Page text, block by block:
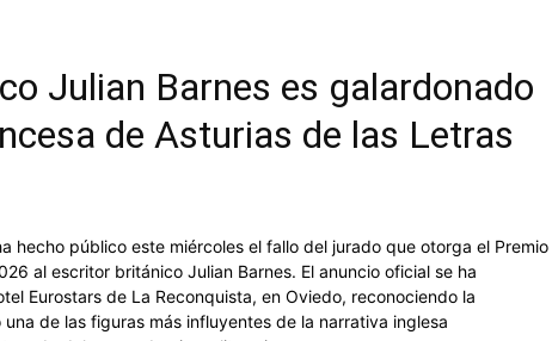
Julian Barnes es galardonado
de Asturias de las Letras
hecho público este miércoles el fallo del jurado que otorga el Premio
al escritor británico Julian Barnes. El anuncio oficial se ha
Eurostars de La Reconquista, en Oviedo, reconociendo la
de las figuras más influyentes de la narrativa inglesa